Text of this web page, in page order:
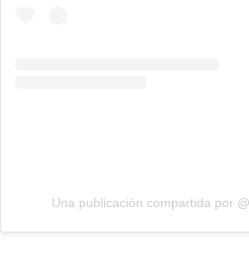
Una publicación compartida por